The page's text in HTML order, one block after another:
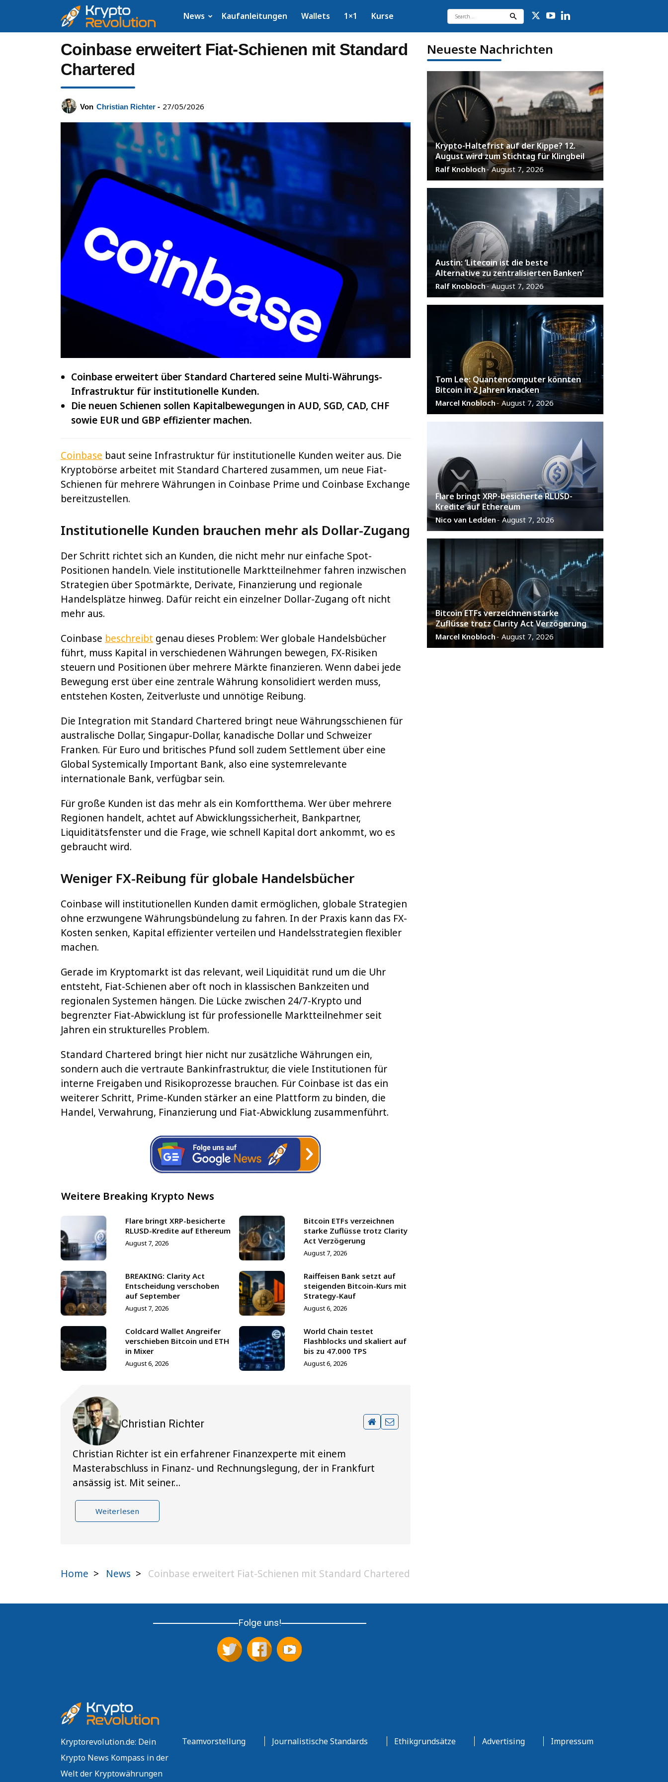
Krypto
News:
Bitcoin,
XRP,
Dogecoin,
Cardano,
IOTA
und
VeChain
News Kaufanleitungen Wallets 1×1 Kurse
Coinbase erweitert Fiat-Schienen mit Standard
Chartered
Von Christian Richter - 27/05/2026
Coinbase erweitert über Standard Chartered seine Multi-Währungs-
Infrastruktur für institutionelle Kunden.
Die neuen Schienen sollen Kapitalbewegungen in AUD, SGD, CAD, CHF
sowie EUR und GBP effizienter machen.
Coinbase baut seine Infrastruktur für institutionelle Kunden weiter aus. Die
Kryptobörse arbeitet mit Standard Chartered zusammen, um neue Fiat-
Schienen für mehrere Währungen in Coinbase Prime und Coinbase Exchange
bereitzustellen.
Institutionelle Kunden brauchen mehr als Dollar-Zugang
Der Schritt richtet sich an Kunden, die nicht mehr nur einfache Spot-
Positionen handeln. Viele institutionelle Marktteilnehmer fahren inzwischen
Strategien über Spotmärkte, Derivate, Finanzierung und regionale
Handelsplätze hinweg. Dafür reicht ein einzelner Dollar-Zugang oft nicht
mehr aus.
Coinbase beschreibt genau dieses Problem: Wer globale Handelsbücher
führt, muss Kapital in verschiedenen Währungen bewegen, FX-Risiken
steuern und Positionen über mehrere Märkte finanzieren. Wenn dabei jede
Bewegung erst über eine zentrale Währung konsolidiert werden muss,
entstehen Kosten, Zeitverluste und unnötige Reibung.
Die Integration mit Standard Chartered bringt neue Währungsschienen für
australische Dollar, Singapur-Dollar, kanadische Dollar und Schweizer
Franken. Für Euro und britisches Pfund soll zudem Settlement über eine
Global Systemically Important Bank, also eine systemrelevante
internationale Bank, verfügbar sein.
Für große Kunden ist das mehr als ein Komfortthema. Wer über mehrere
Regionen handelt, achtet auf Abwicklungssicherheit, Bankpartner,
Liquiditätsfenster und die Frage, wie schnell Kapital dort ankommt, wo es
gebraucht wird.
Weniger FX-Reibung für globale Handelsbücher
Coinbase will institutionellen Kunden damit ermöglichen, globale Strategien
ohne erzwungene Währungsbündelung zu fahren. In der Praxis kann das FX-
Kosten senken, Kapital effizienter verteilen und Handelsstrategien flexibler
machen.
Gerade im Kryptomarkt ist das relevant, weil Liquidität rund um die Uhr
entsteht, Fiat-Schienen aber oft noch in klassischen Bankzeiten und
regionalen Systemen hängen. Die Lücke zwischen 24/7-Krypto und
begrenzter Fiat-Abwicklung ist für professionelle Marktteilnehmer seit
Jahren ein strukturelles Problem.
Standard Chartered bringt hier nicht nur zusätzliche Währungen ein,
sondern auch die vertraute Bankinfrastruktur, die viele Institutionen für
interne Freigaben und Risikoprozesse brauchen. Für Coinbase ist das ein
weiterer Schritt, Prime-Kunden stärker an eine Plattform zu binden, die
Handel, Verwahrung, Finanzierung und Fiat-Abwicklung zusammenführt.
Weitere Breaking Krypto News
Flare bringt XRP-besicherte
RLUSD-Kredite auf Ethereum
August 7, 2026
Bitcoin ETFs verzeichnen
starke Zuflüsse trotz Clarity
Act Verzögerung
August 7, 2026
BREAKING: Clarity Act
Entscheidung verschoben
auf September
August 7, 2026
Raiffeisen Bank setzt auf
steigenden Bitcoin-Kurs mit
Strategy-Kauf
August 6, 2026
Coldcard Wallet Angreifer
verschieben Bitcoin und ETH
in Mixer
August 6, 2026
World Chain testet
Flashblocks und skaliert auf
bis zu 47.000 TPS
August 6, 2026
Christian Richter
Christian Richter ist ein erfahrener Finanzexperte mit einem
Masterabschluss in Finanz- und Rechnungslegung, der in Frankfurt
ansässig ist. Mit seiner…
Weiterlesen
Neueste Nachrichten
Krypto-Haltefrist auf der Kippe? 12.
August wird zum Stichtag für Klingbeil
Ralf Knobloch- August 7, 2026
Austin: ‘Litecoin ist die beste
Alternative zu zentralisierten Banken’
Ralf Knobloch- August 7, 2026
Tom Lee: Quantencomputer könnten
Bitcoin in 2 Jahren knacken
Marcel Knobloch- August 7, 2026
Flare bringt XRP-besicherte RLUSD-
Kredite auf Ethereum
Nico van Ledden- August 7, 2026
Bitcoin ETFs verzeichnen starke
Zuflüsse trotz Clarity Act Verzögerung
Marcel Knobloch- August 7, 2026
Home > News > Coinbase erweitert Fiat-Schienen mit Standard Chartered
Folge uns!
Kryptorevolution.de: Dein
Krypto News Kompass in der
Welt der Kryptowährungen
Teamvorstellung Journalistische Standards Ethikgrundsätze Advertising Impressum